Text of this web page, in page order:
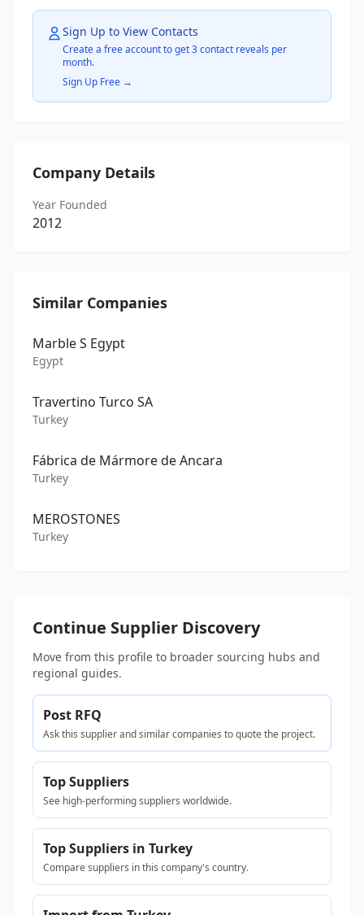
Sign Up to View Contacts
Create a free account to get 3 contact reveals per
month.
Sign Up Free →
Company Details
Year Founded
2012
Similar Companies
Marble S Egypt
Egypt
Travertino Turco SA
Turkey
Fábrica de Mármore de Ancara
Turkey
MEROSTONES
Turkey
Continue Supplier Discovery
Move from this profile to broader sourcing hubs and
regional guides.
Post RFQ
Ask this supplier and similar companies to quote the project.
Top Suppliers
See high-performing suppliers worldwide.
Top Suppliers in Turkey
Compare suppliers in this company's country.